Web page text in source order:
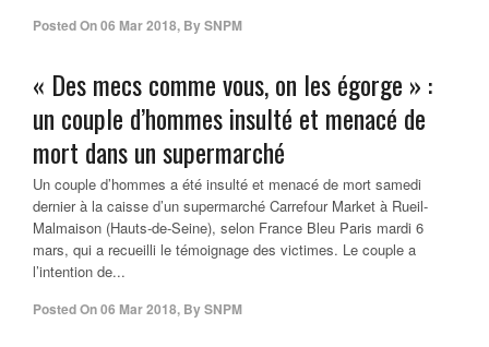
Posted On06 Mar 2018, BySNPM
« Des mecs comme vous, on les égorge » :
un couple d’hommes insulté et menacé de
mort dans un supermarché
Un couple d’hommes a été insulté et menacé de mort samedi
dernier à la caisse d’un supermarché Carrefour Market à Rueil-
Malmaison (Hauts-de-Seine), selon France Bleu Paris mardi 6
mars, qui a recueilli le témoignage des victimes. Le couple a
l’intention de...
Posted On06 Mar 2018, BySNPM